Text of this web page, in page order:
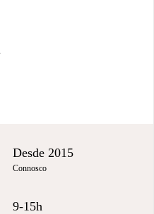
Desde 2015
Connosco
9-15h